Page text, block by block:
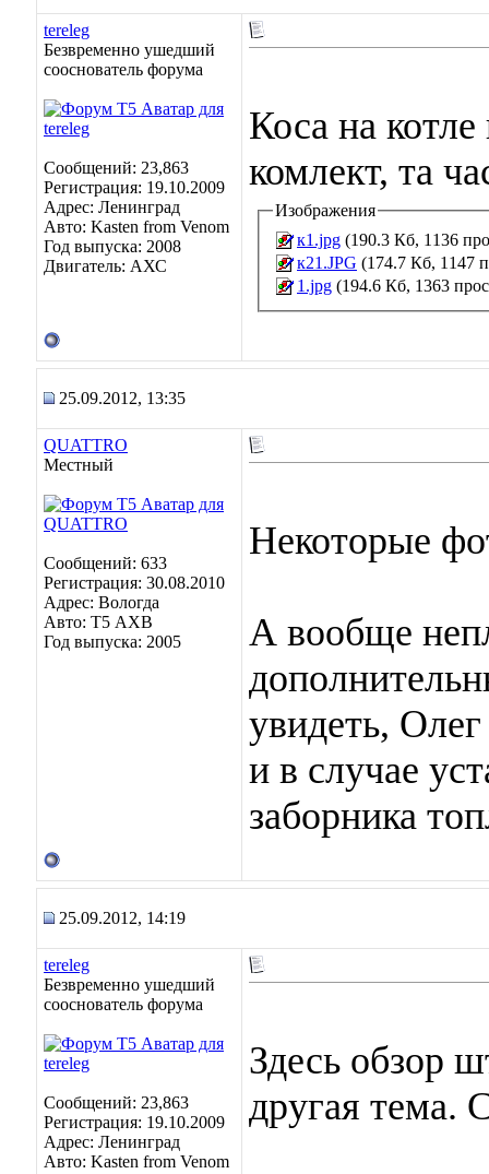
tereleg
Безвременно ушедший
сооснователь форума
Сообщений: 23,863
Регистрация: 19.10.2009
Адрес: Ленинград
Авто: Kasten from Venom
Год выпуска: 2008
Двигатель: АХС
Коса на
комлект, та
Изображения
к1.jpg (190.3 Кб, 1136
к21.JPG (174.7 Кб, 1147
1.jpg (194.6 Кб, 1363
25.09.2012, 13:35
QUATTRO
Местный
Сообщений: 633
Регистрация: 30.08.2010
Адрес: Вологда
Авто: Т5 АХВ
Год выпуска: 2005
Некоторые
А вообще
увидеть,
и в случае
заборника
25.09.2012, 14:19
tereleg
Безвременно ушедший
сооснователь форума
Сообщений: 23,863
Регистрация: 19.10.2009
Адрес: Ленинград
Авто: Kasten from Venom
Здесь обзор
другая тема.